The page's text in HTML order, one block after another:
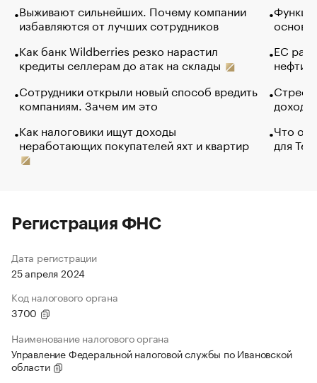
Выживают сильнейших. Почему компании
избавляются от лучших сотрудников
Как банк Wildberries резко нарастил
кредиты селлерам до атак на склады
Сотрудники открыли новый способ вредить
компаниям. Зачем им это
Как налоговики ищут доходы
неработающих покупателей яхт и квартир
основ
ЕС
нефти
Что
для
Регистрация ФНС
Дата регистрации
25 апреля 2024
Код налогового органа
3700
Наименование налогового органа
Управление Федеральной налоговой службы по Ивановской
области